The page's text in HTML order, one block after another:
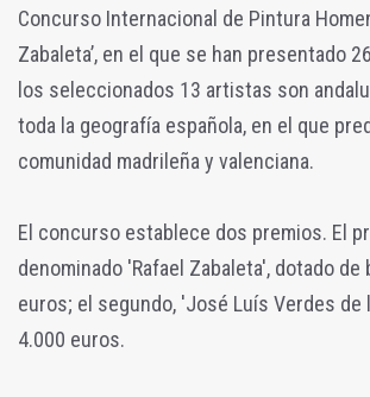
Concurso Internacional de Pintura
Zabaleta’, en el que se han presentado
los seleccionados 13 artistas son
toda la geografía española, en el que
comunidad madrileña y valenciana.
El concurso establece dos premios. El
denominado 'Rafael Zabaleta', dotado de
euros; el segundo, 'José Luís Verdes de
4.000 euros.